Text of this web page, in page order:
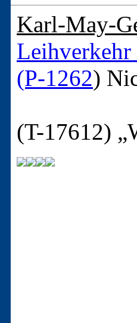
Karl-May-
(P-1262)
(T-17612)